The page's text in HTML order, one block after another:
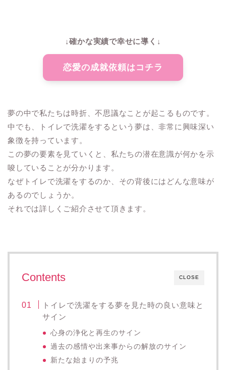
↓確かな実績で幸せに導く↓
恋愛の成就依頼はコチラ
夢の中で私たちは時折、不思議なことが起こるものです。
中でも、トイレで洗濯をするという夢は、非常に興味深い
象徴を持っています。
この夢の要素を見ていくと、私たちの潜在意識が何かを示
唆していることが分かります。
なぜトイレで洗濯をするのか、その背後にはどんな意味が
あるのでしょうか。
それでは詳しくご紹介させて頂きます。
CLOSE
Contents
トイレで洗濯をする夢を見た時の良い意味と
サイン
心身の浄化と再生のサイン
過去の感情や出来事からの解放のサイン
新たな始まりの予兆